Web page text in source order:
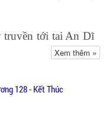
truyền tới tai An Dĩ
chỉ đổi lấy một
Mặc Hàn vậy...
nhỏ bên cạnh
lại thú vị không
Xem thêm »
128 - Kết Thúc